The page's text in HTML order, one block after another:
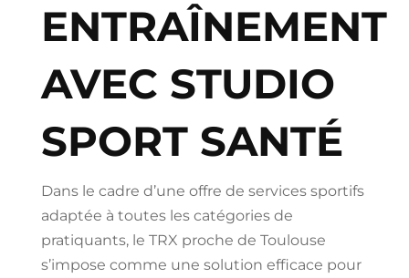
ENTRAÎNEMENT
AVEC STUDIO
SPORT SANTÉ
Dans le cadre d’une offre de services sportifs
adaptée à toutes les catégories de
pratiquants, le TRX proche de Toulouse
s’impose comme une solution efficace pour